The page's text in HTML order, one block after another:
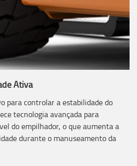
Ativa
para controlar a estabilidade do
tecnologia avançada para
do empilhador, o que aumenta a
durante o manuseamento da